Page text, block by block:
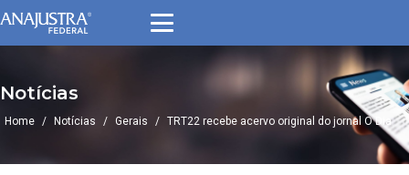
Notícias
Home / Notícias / Gerais / TRT22 recebe acervo original do jornal O Dia